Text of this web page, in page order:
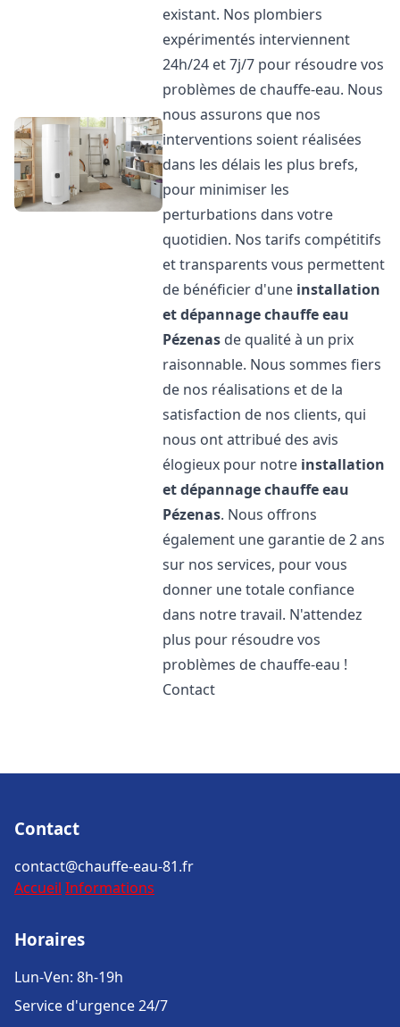
existant. Nos plombiers
expérimentés interviennent
24h/24 et 7j/7 pour résoudre vos
problèmes de chauffe-eau. Nous
nous assurons que nos
interventions soient réalisées
dans les délais les plus brefs,
pour minimiser les
perturbations dans votre
quotidien. Nos tarifs compétitifs
et transparents vous permettent
de bénéficier d'une installation
et dépannage chauffe eau
Pézenas de qualité à un prix
raisonnable. Nous sommes fiers
de nos réalisations et de la
satisfaction de nos clients, qui
nous ont attribué des avis
élogieux pour notre installation
et dépannage chauffe eau
Pézenas. Nous offrons
également une garantie de 2 ans
sur nos services, pour vous
donner une totale confiance
dans notre travail. N'attendez
plus pour résoudre vos
problèmes de chauffe-eau !
Contact
Contact
contact@chauffe-eau-81.fr
Accueil Informations
Horaires
Lun-Ven: 8h-19h
Service d'urgence 24/7